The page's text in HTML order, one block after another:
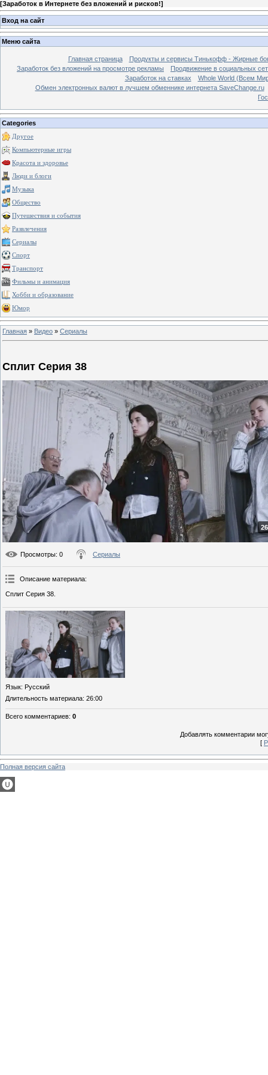
[Заработок в Интернете без вложений и рисков!]
Вход на сайт
Меню сайта
Главная страница
Продукты и сервисы Тинькофф - Жирные
Заработок без вложений на просмотре рекламы
Продвижение в социальных
Заработок на ставках
Whole World (Всем
Обмен электронных валют в лучшем обменнике интернета SaveChange.ru
Categories
Другое
Компьютерные игры
Красота и здоровье
Люди и блоги
Музыка
Общество
Путешествия и события
Развлечения
Сериалы
Спорт
Транспорт
Фильмы и анимация
Хобби и образование
Юмор
Главная » Видео » Сериалы
Сплит Серия 38
Просмотры: 0 Сериалы
Описание материала:
Сплит Серия 38.
Язык: Русский
Длительность материала: 26:00
Всего комментариев: 0
Добавлять комментарии
[
Полная версия сайта